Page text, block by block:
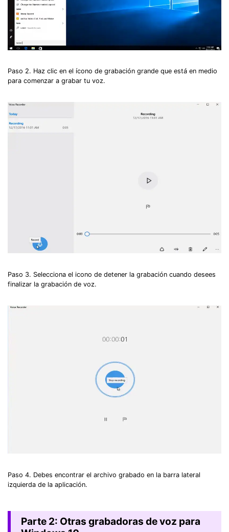
Paso 2. Haz clic en el ícono de grabación grande que está en medio
para comenzar a grabar tu voz.
Paso 3. Selecciona el icono de detener la grabación cuando desees
finalizar la grabación de voz.
Paso 4. Debes encontrar el archivo grabado en la barra lateral
izquierda de la aplicación.
Parte 2: Otras grabadoras de voz para